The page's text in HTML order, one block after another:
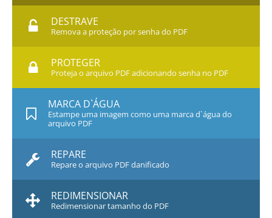
DESTRAVE
Remova a proteção por senha do PDF
PROTEGER
Proteja o arquivo PDF adicionando senha no PDF
MARCA D`ÁGUA
Estampe uma imagem como uma marca d`água do
arquivo PDF
REPARE
Repare o arquivo PDF danificado
REDIMENSIONAR
Redimensionar tamanho do PDF